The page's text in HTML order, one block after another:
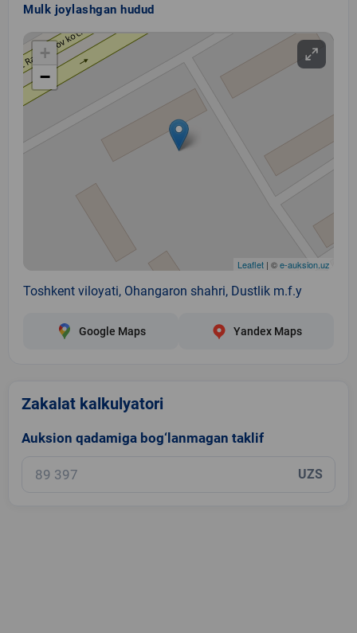
Mulk joylashgan hudud
+
−
Leaflet | ©e-auksion.uz
Toshkent viloyati, Ohangaron shahri, Dustlik m.f.y
Google Maps Yandex Maps
Zakalat kalkulyatori
Auksion qadamiga bog‘lanmagan taklif
UZS